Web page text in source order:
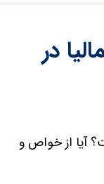
در
آیا از خواص و